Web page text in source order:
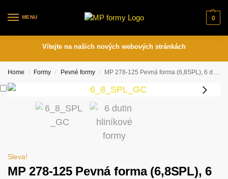
MENU 0
Vítejte na našich nových webových stránkách
Home / Formy / Pevné formy / MP 278-125 Pevná forma (6,8SPL), 6 dutin AL
Sleva!
MP 278-125 Pevná forma (6,8SPL), 6